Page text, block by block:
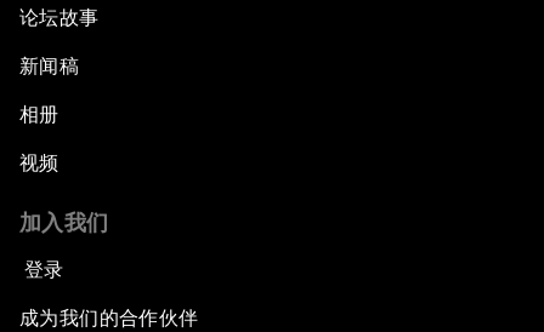
论坛故事
新闻稿
相册
视频
加入我们
登录
成为我们的合作伙伴